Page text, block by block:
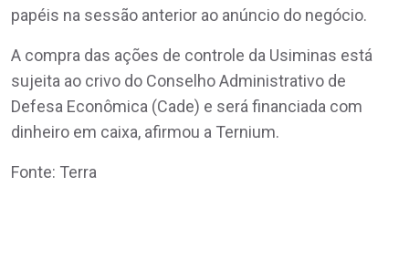
papéis na sessão anterior ao anúncio do negócio.
A compra das ações de controle da Usiminas está
sujeita ao crivo do Conselho Administrativo de
Defesa Econômica (Cade) e será financiada com
dinheiro em caixa, afirmou a Ternium.
Fonte: Terra